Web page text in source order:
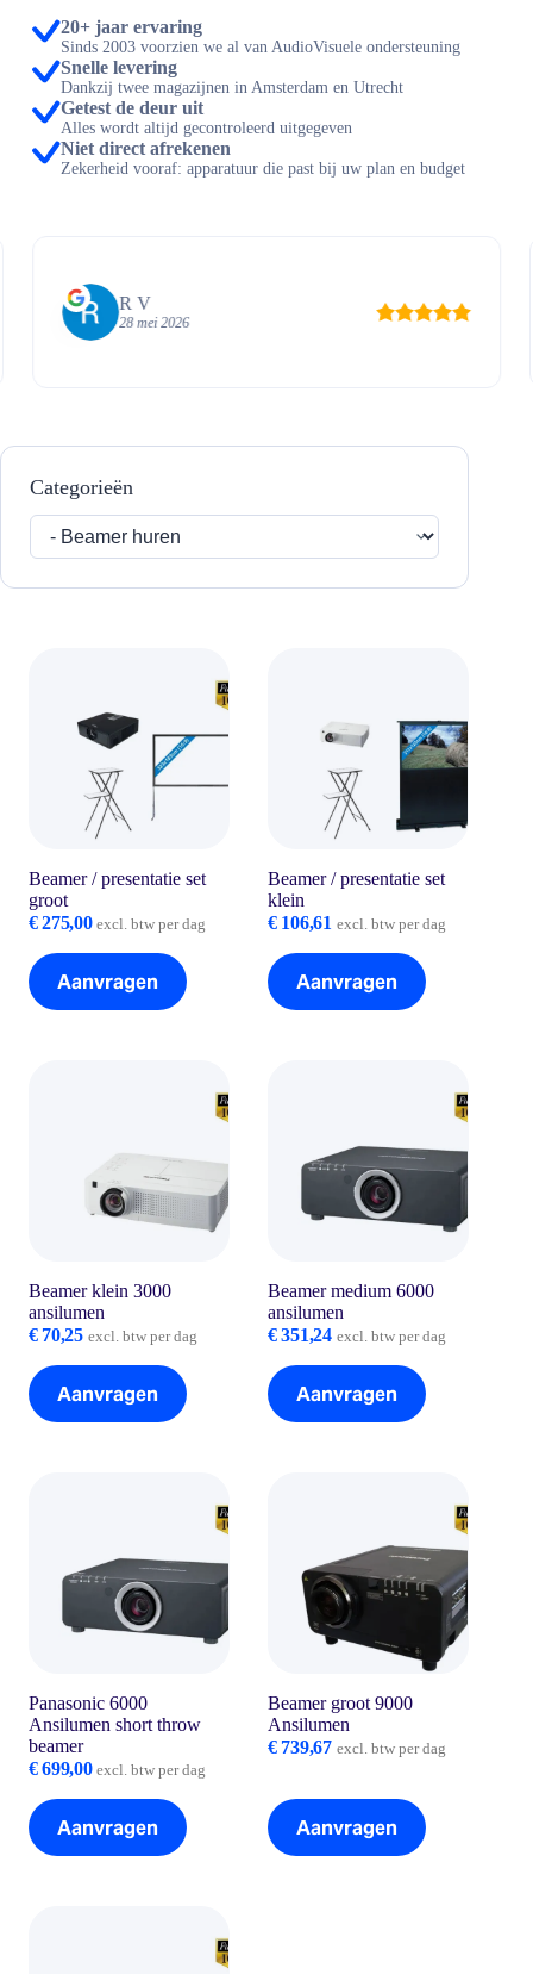
20+ jaar ervaring
Sinds 2003 voorzien we al van AudioVisuele ondersteuning
Snelle levering
Dankzij twee magazijnen in Amsterdam en Utrecht
Getest de deur uit
Alles wordt altijd gecontroleerd uitgegeven
Niet direct afrekenen
Zekerheid vooraf: apparatuur die past bij uw plan en budget
R V
28 mei 2026
Beamer / presentatie set
groot
€275,00 excl. btw per dag
Aanvragen
Beamer / presentatie set
klein
€106,61 excl. btw per dag
Aanvragen
Beamer klein 3000
ansilumen
€70,25 excl. btw per dag
Aanvragen
Beamer medium 6000
ansilumen
€351,24 excl. btw per dag
Aanvragen
Panasonic 6000
Ansilumen short throw
beamer
€699,00 excl. btw per dag
Aanvragen
Beamer groot 9000
Ansilumen
€739,67 excl. btw per dag
Aanvragen
Categorieën